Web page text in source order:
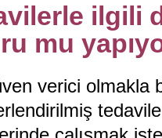
ilgili
mu
verici olmakla